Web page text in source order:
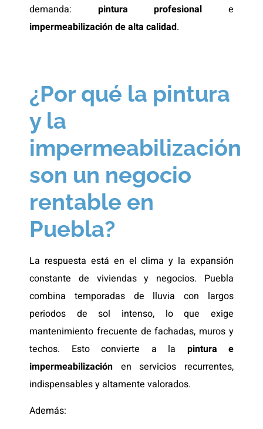
demanda: pintura profesional e
impermeabilización de alta calidad.
¿Por qué la pintura
y la
impermeabilización
son un negocio
rentable en
Puebla?
La respuesta está en el clima y la expansión
constante de viviendas y negocios. Puebla
combina temporadas de lluvia con largos
periodos de sol intenso, lo que exige
mantenimiento frecuente de fachadas, muros y
techos. Esto convierte a la pintura e
impermeabilización en servicios recurrentes,
indispensables y altamente valorados.
Además: